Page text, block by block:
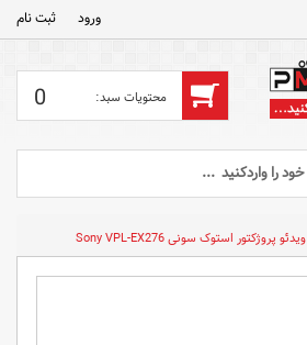
ورود ثبت‌ نام
0
ویدئو پروژکتور استوک سونی Sony VPL-EX276